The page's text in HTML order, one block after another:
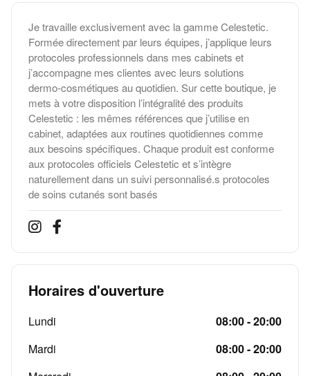
Je travaille exclusivement avec la gamme Celestetic.
Formée directement par leurs équipes, j’applique leurs
protocoles professionnels dans mes cabinets et
j’accompagne mes clientes avec leurs solutions
dermo‑cosmétiques au quotidien. Sur cette boutique, je
mets à votre disposition l’intégralité des produits
Celestetic : les mêmes références que j’utilise en
cabinet, adaptées aux routines quotidiennes comme
aux besoins spécifiques. Chaque produit est conforme
aux protocoles officiels Celestetic et s’intègre
naturellement dans un suivi personnalisé.s protocoles
de soins cutanés sont basés
Horaires d'ouverture
Lundi
08:00 - 20:00
Mardi
08:00 - 20:00